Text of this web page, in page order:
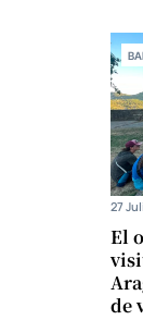
El
de
27